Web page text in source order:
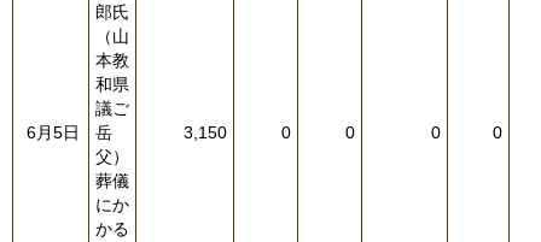
6月5日
郎氏
（山
本教
和県
議ご
岳
父）
葬儀
にか
かる
3,150 0 0 0 0